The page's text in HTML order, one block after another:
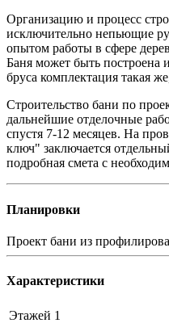
Организацию и процесс
исключительно непьющие
опытом работы в сфере
Баня может быть построена
бруса комплектация такая
Строительство бани по
дальнейшие отделочные
спустя 7-12 месяцев. На
ключ" заключается
подробная смета с
Планировки
Проект бани из
Характеристики
Этажей 1